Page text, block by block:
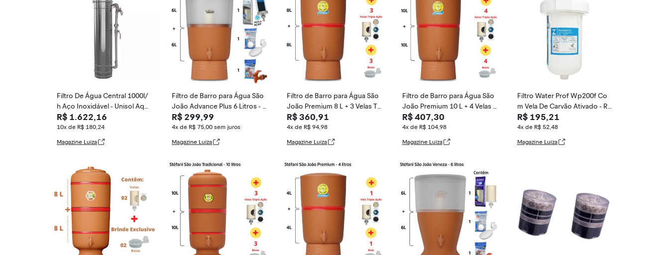
Filtro De Água Central 1000l/
h Aço Inoxidável - Unisol Aqu
ecedores
R$ 1.622,16
10x de R$ 180,24
Magazine Luiza
Filtro de Barro para Água São
João Advance Plus 6 Litros - S
téfani - C
R$ 299,99
4x de R$ 75,00 sem juros
Magazine Luiza
Filtro de Barro para Água São
João Premium 8 L + 3 Velas Tri
pla Ação +
R$ 360,91
4x de R$ 94,98
Magazine Luiza
Filtro de Barro para Água São
João Premium 10 L + 4 Velas T
ripla Ação
R$ 407,30
4x de R$ 104,98
Magazine Luiza
Filtro Water Prof Wp200f Co
m Vela De Carvão Ativado - Ra
vena, Branco
R$ 195,21
4x de R$ 52,48
Magazine Luiza